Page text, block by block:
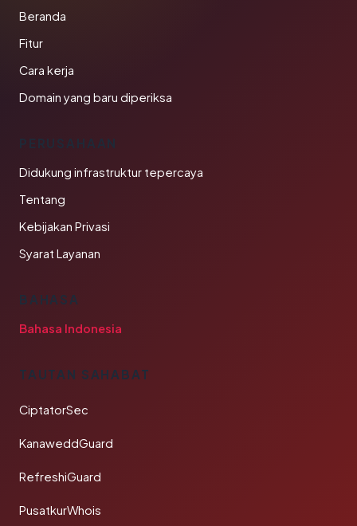
Beranda
Fitur
Cara kerja
Domain yang baru diperiksa
PERUSAHAAN
Didukung infrastruktur tepercaya
Tentang
Kebijakan Privasi
Syarat Layanan
BAHASA
Bahasa Indonesia
TAUTAN SAHABAT
CiptatorSec
KanaweddGuard
RefreshiGuard
PusatkurWhois